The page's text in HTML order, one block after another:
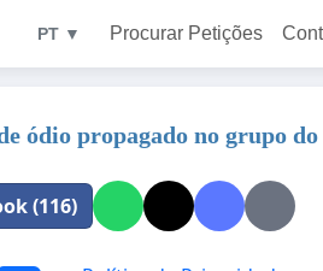
PT ▼ Procurar Petições
ódio propagado no grupo
(116)